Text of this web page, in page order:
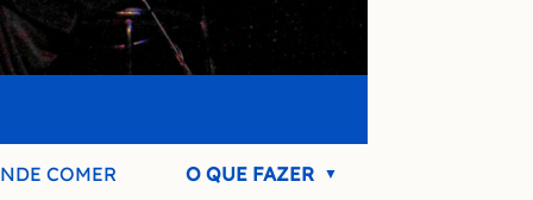
COMER O QUE FAZER